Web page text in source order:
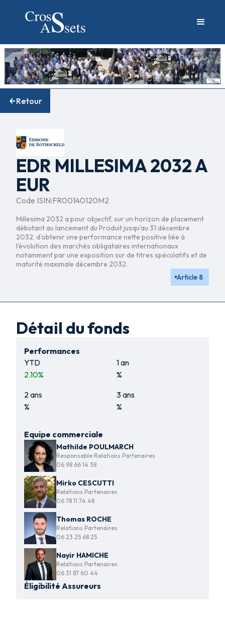
Retour
EDR MILLESIMA 2032 A
EUR
Code ISIN:FR00140120M2
Millesima 2032 a pour objectif, sur un horizon de placement
débutant au lancement du Produit jusqu'au 31 décembre
2032, d'obtenir une performance nette positive liée à
l'évolution des marchés obligataires internationaux
notamment par une exposition sur de titres spéculatifs et de
maturité maximale décembre 2032.
Article 8
Détail du fonds
Performances
YTD
2.10%
1 an
%
2 ans
%
3 ans
%
Equipe commerciale
Mathilde POULMARCH
Responsable Relations Partenaires
06 98 66 14 38
Mirko CESCUTTI
Relations Partenaires
06 78 11 74 48
Thomas ROCHE
Relations Partenaires
06 23 25 68 25
Nayir HAMICHE
Relations Partenaires
06 31 87 60 44
Éligibilité Assureurs